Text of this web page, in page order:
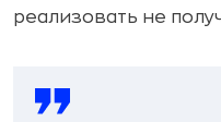
реализовать не